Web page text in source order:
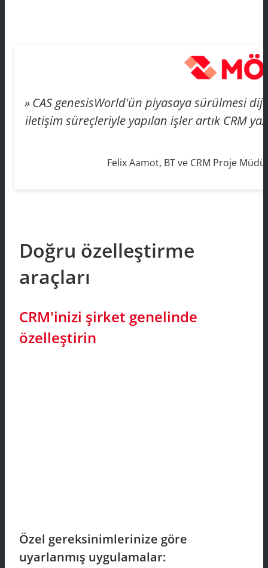
CAS genesisWorld'ün piyasaya sürülmesi
iletişim süreçleriyle yapılan işler artık CRM
Felix Aamot, BT ve CRM Proje
Doğru özelleştirme
araçları
CRM'inizi şirket genelinde
özelleştirin
Özel gereksinimlerinize göre
uyarlanmış uygulamalar: